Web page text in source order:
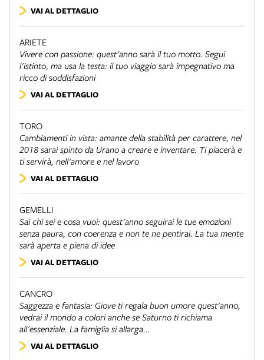
VAI AL DETTAGLIO
ARIETE
Vivere con passione: quest'anno sarà il tuo motto. Segui
l'istinto, ma usa la testa: il tuo viaggio sarà impegnativo ma
ricco di soddisfazioni
VAI AL DETTAGLIO
TORO
Cambiamenti in vista: amante della stabilità per carattere, nel
2018 sarai spinto da Urano a creare e inventare. Ti piacerà e
ti servirà, nell'amore e nel lavoro
VAI AL DETTAGLIO
GEMELLI
Sai chi sei e cosa vuoi: quest'anno seguirai le tue emozioni
senza paura, con coerenza e non te ne pentirai. La tua mente
sarà aperta e piena di idee
VAI AL DETTAGLIO
CANCRO
Saggezza e fantasia: Giove ti regala buon umore quest'anno,
vedrai il mondo a colori anche se Saturno ti richiama
all'essenziale. La famiglia si allarga...
VAI AL DETTAGLIO